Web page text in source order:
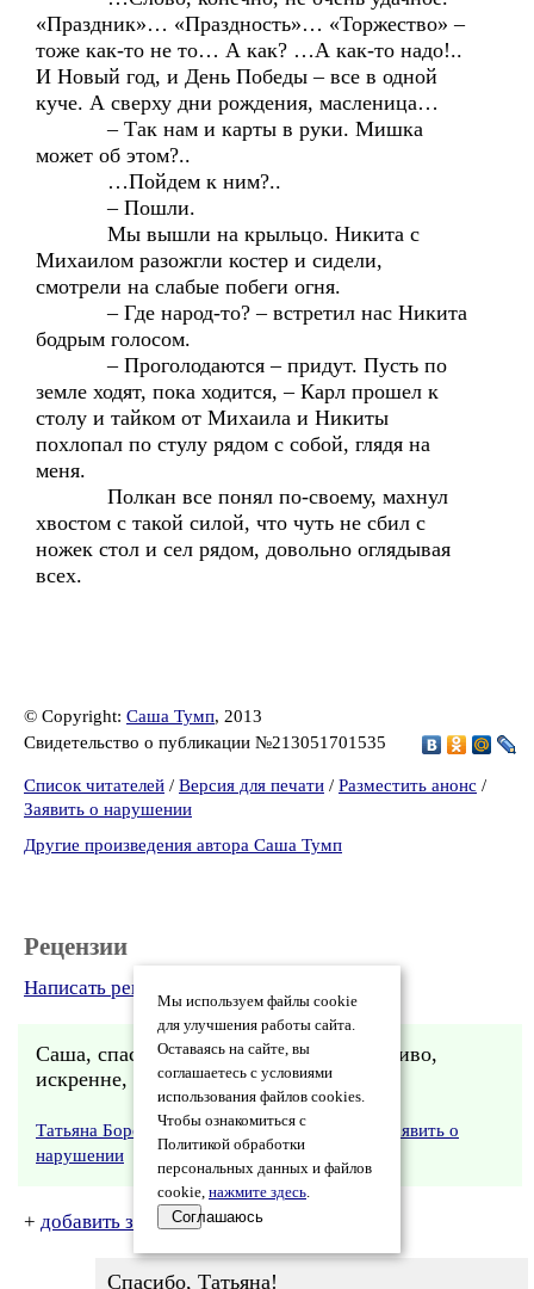
«Праздник»… «Праздность»… «Торжество» –
тоже как-то не то… А как? …А как-то надо!..
И Новый год, и День Победы – все в одной
куче. А сверху дни рождения, масленица…
– Так нам и карты в руки. Мишка
может об этом?..
…Пойдем к ним?..
– Пошли.
Мы вышли на крыльцо. Никита с
Михаилом разожгли костер и сидели,
смотрели на слабые побеги огня.
– Где народ-то? – встретил нас Никита
бодрым голосом.
– Проголодаются – придут. Пусть по
земле ходят, пока ходится, – Карл прошел к
столу и тайком от Михаила и Никиты
похлопал по стулу рядом с собой, глядя на
меня.
Полкан все понял по-своему, махнул
хвостом с такой силой, что чуть не сбил с
ножек стол и сел рядом, довольно оглядывая
всех.
© Copyright: Саша Тумп, 2013
Свидетельство о публикации №213051701535
Список читателей / Версия для печати / Разместить анонс /
Заявить о нарушении
Другие произведения автора Саша Тумп
Рецензии
Написать рецензию
Саша, спасибо за произведение. Правдиво,
искренне, художественно.
Татьяна Боронтова24.12.2016 15:34
Заявить о
нарушении
+ добавить замечания
Спасибо, Татьяна!
Мы используем файлы cookie
для улучшения работы сайта.
Оставаясь на сайте, вы
соглашаетесь с условиями
использования файлов cookies.
Чтобы ознакомиться с
Политикой обработки
персональных данных и файлов
cookie, нажмите здесь.
Соглашаюсь